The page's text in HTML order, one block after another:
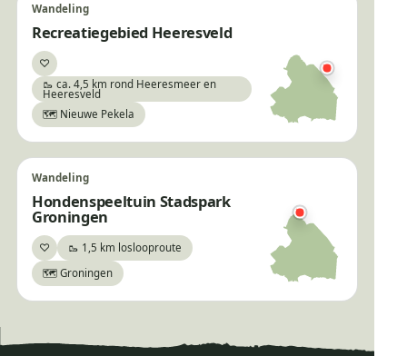
Wandeling
Recreatiegebied Heeresveld
♡Bewaar
🥾 ca. 4,5 km rond Heeresmeer en
Heeresveld
🗺️ Nieuwe Pekela
Wandeling
Hondenspeeltuin Stadspark
Groningen
♡Bewaar🥾 1,5 km loslooproute
🗺️ Groningen